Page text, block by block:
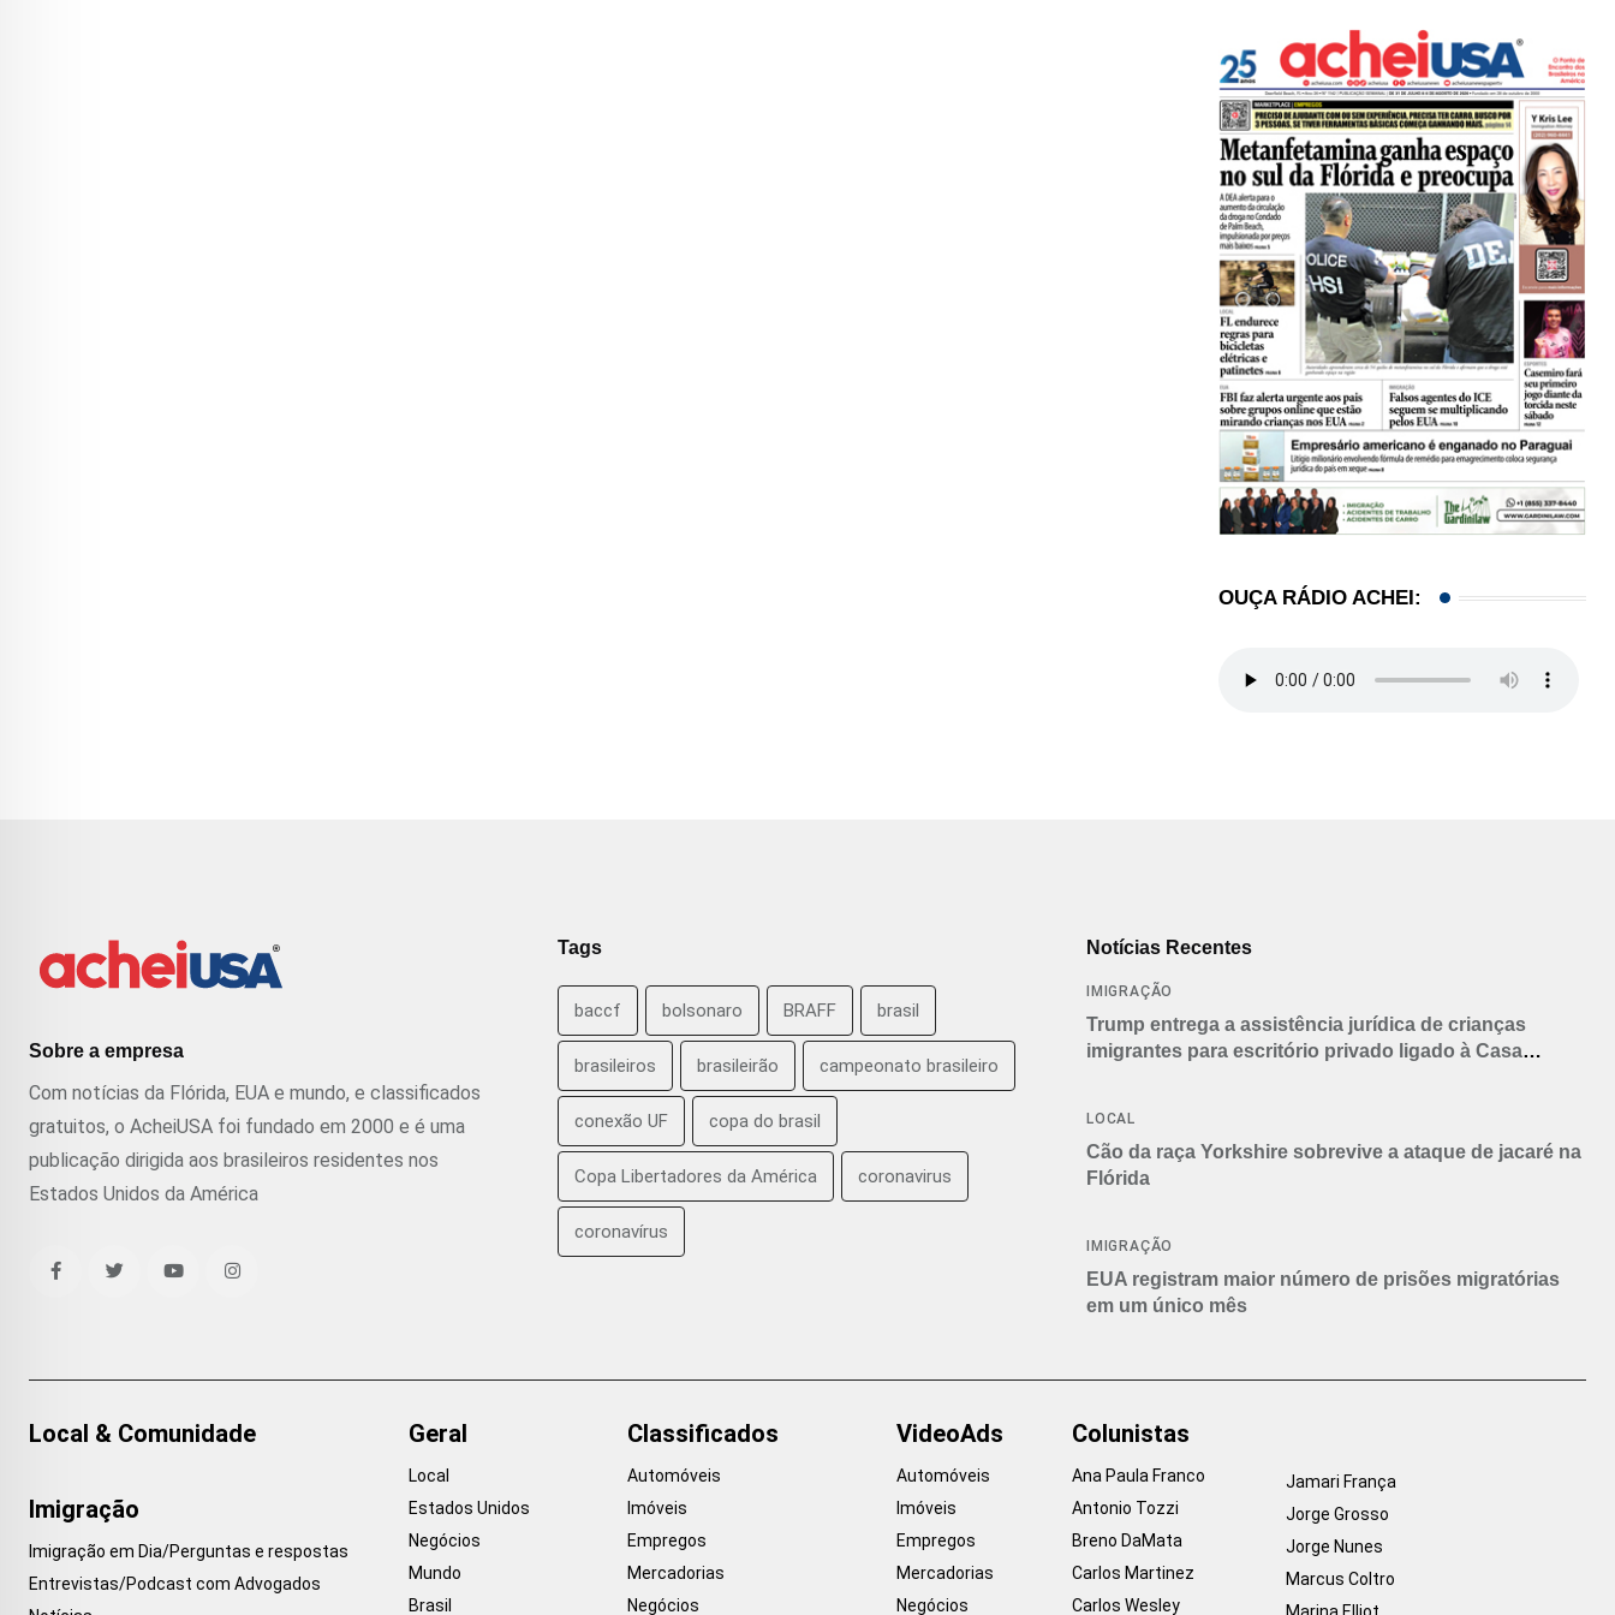
OUÇA RÁDIO ACHEI:
Sobre a empresa
Com notícias da Flórida, EUA e mundo, e classificados
gratuitos, o AcheiUSA foi fundado em 2000 e é uma
publicação dirigida aos brasileiros residentes nos
Estados Unidos da América
Tags
baccf bolsonaro BRAFF brasil
brasileiros brasileirão campeonato brasileiro
conexão UF copa do brasil
Copa Libertadores da América coronavirus
coronavírus
Notícias Recentes
IMIGRAÇÃO
Trump entrega a assistência jurídica de crianças
imigrantes para escritório privado ligado à Casa
LOCAL
Cão da raça Yorkshire sobrevive a ataque de jacaré na
Flórida
IMIGRAÇÃO
EUA registram maior número de prisões migratórias
em um único mês
Local & Comunidade
Imigração
Imigração em Dia/Perguntas e respostas
Entrevistas/Podcast com Advogados
Geral
Local
Estados Unidos
Negócios
Mundo
Brasil
Classificados
Automóveis
Imóveis
Empregos
Mercadorias
Negócios
VideoAds
Automóveis
Imóveis
Empregos
Mercadorias
Negócios
Colunistas
Ana Paula Franco
Antonio Tozzi
Breno DaMata
Carlos Martinez
Carlos Wesley
Jamari França
Jorge Grosso
Jorge Nunes
Marcus Coltro